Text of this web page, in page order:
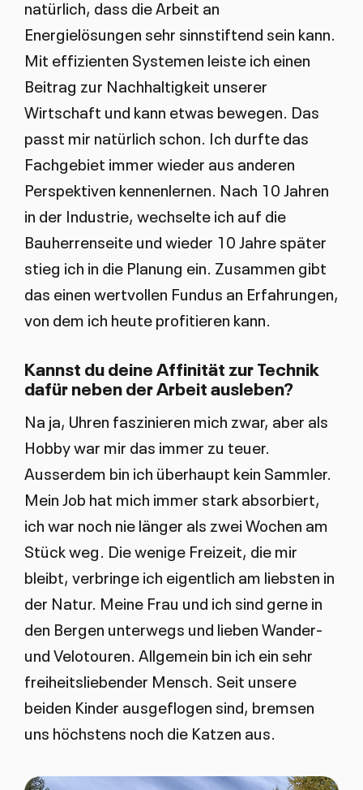
natürlich, dass die Arbeit an
Energielösungen sehr sinnstiftend sein kann.
Mit effizienten Systemen leiste ich einen
Beitrag zur Nachhaltigkeit unserer
Wirtschaft und kann etwas bewegen. Das
passt mir natürlich schon. Ich durfte das
Fachgebiet immer wieder aus anderen
Perspektiven kennenlernen. Nach 10 Jahren
in der Industrie, wechselte ich auf die
Bauherrenseite und wieder 10 Jahre später
stieg ich in die Planung ein. Zusammen gibt
das einen wertvollen Fundus an Erfahrungen,
von dem ich heute profitieren kann.
Kannst du deine Affinität zur Technik
dafür neben der Arbeit ausleben?
Na ja, Uhren faszinieren mich zwar, aber als
Hobby war mir das immer zu teuer.
Ausserdem bin ich überhaupt kein Sammler.
Mein Job hat mich immer stark absorbiert,
ich war noch nie länger als zwei Wochen am
Stück weg. Die wenige Freizeit, die mir
bleibt, verbringe ich eigentlich am liebsten in
der Natur. Meine Frau und ich sind gerne in
den Bergen unterwegs und lieben Wander-
und Velotouren. Allgemein bin ich ein sehr
freiheitsliebender Mensch. Seit unsere
beiden Kinder ausgeflogen sind, bremsen
uns höchstens noch die Katzen aus.